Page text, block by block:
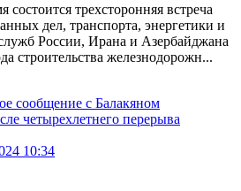
трехсторонняя встреча
дел, транспорта, энергетики и
России, Ирана и Азербайджана
строительства железнодорожн...
10:34